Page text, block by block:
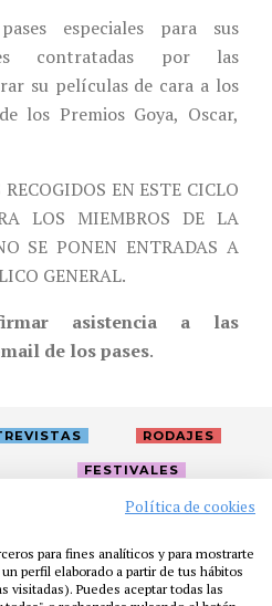
especiales para sus
contratadas por las
su películas de cara a los
los Premios Goya, Oscar,
EN ESTE CICLO
LOS MIEMBROS DE LA
SE PONEN ENTRADAS A
GENERAL.
asistencia a las
de los pases.
RODAJES
FESTIVALES
RESIDENCIAS
AYUDAS
Política de cookies
para fines analíticos y para mostrarte
perfil elaborado a partir de tus hábitos
visitadas). Puedes aceptar todas las